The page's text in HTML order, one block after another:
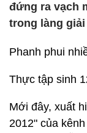
đứng ra vạch
trong làng
Phanh phui
Thực tập sinh
Mới đây, xuất
2012" của